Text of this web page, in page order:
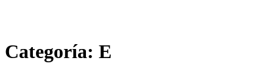
Categoría: E